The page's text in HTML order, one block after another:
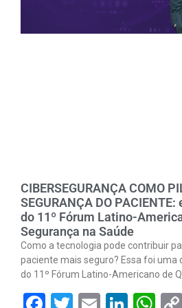
CIBERSEGURANÇA COMO
SEGURANÇA DO
do 11º Fórum Latino-
Segurança na Saúde
Como a tecnologia pode contribuir
paciente mais seguro? Essa foi uma
do 11º Fórum Latino-Americano de